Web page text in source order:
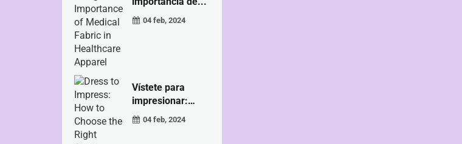
04 feb, 2024
Vístete para
impresionar:
Cómo elegir...
04 feb, 2024